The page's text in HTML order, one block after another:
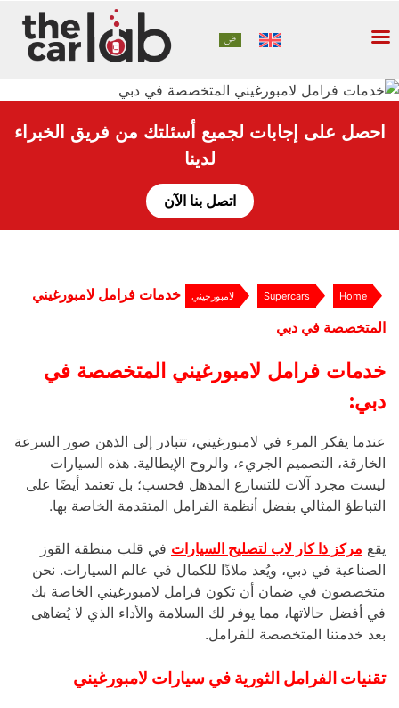
احصل على إجابات لجميع أسئلتك من فريق الخبراء
لدينا
اتصل بنا الآن
Home
Supercars لامبورجيني
خدمات فرامل لامبورغيني
المتخصصة في دبي
خدمات فرامل لامبورغيني المتخصصة في
دبي:
عندما يفكر المرء في لامبورغيني، تتبادر إلى الذهن صور السرعة
الخارقة، التصميم الجريء، والروح الإيطالية. هذه السيارات
ليست مجرد آلات للتسارع المذهل فحسب؛ بل تعتمد أيضًا على
التباطؤ المثالي بفضل أنظمة الفرامل المتقدمة الخاصة بها.
يقع مركز ذا كار لاب لتصليح السيارات في قلب منطقة القوز
الصناعية في دبي، ويُعد ملاذًا للكمال في عالم السيارات. نحن
متخصصون في ضمان أن تكون فرامل لامبورغيني الخاصة بك
في أفضل حالاتها، مما يوفر لك السلامة والأداء الذي لا يُضاهى
بعد خدمتنا المتخصصة للفرامل.
تقنيات الفرامل الثورية في سيارات لامبورغيني